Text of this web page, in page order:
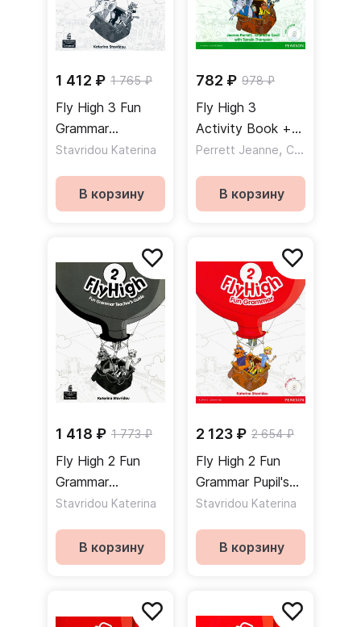
1 412 ₽ 1 765 ₽
Fly High 3 Fun
Grammar
Teacher's Guide +
учителя к
учебнику по
Stavridou Katerina
В корзину
782 ₽ 978 ₽
Fly High 3
Activity Book +
CD / Рабочая
Perrett Jeanne, Covill Charlotte
В корзину
1 418 ₽ 1 773 ₽
Fly High 2 Fun
Grammar
Teacher's Guide +
учителя к
учебнику по
Stavridou Katerina
В корзину
2 123 ₽ 2 654 ₽
Fly High 2 Fun
Grammar Pupil's
Book + CD /
грамматике
Stavridou Katerina
В корзину